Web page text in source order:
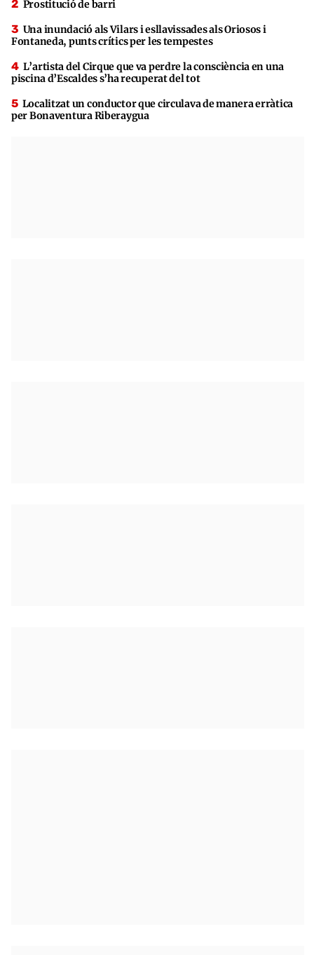
Prostitució de barri
Una inundació als Vilars i esllavissades als Oriosos i
Fontaneda, punts crítics per les tempestes
L’artista del Cirque que va perdre la consciència en una
piscina d’Escaldes s’ha recuperat del tot
Localitzat un conductor que circulava de manera erràtica
per Bonaventura Riberaygua